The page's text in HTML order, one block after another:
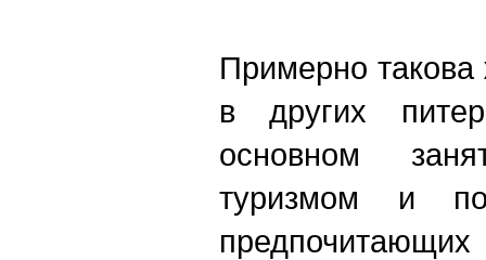
Примерно
в других
основном
туризмом и
предпочитающих